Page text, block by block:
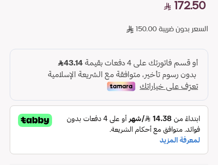
172.50
السعر بدون ضريبة 150.00